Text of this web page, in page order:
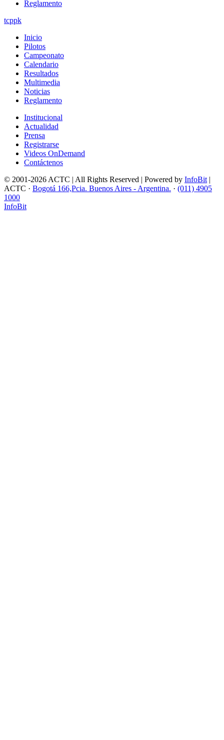
Reglamento
tcppk
Inicio
Pilotos
Campeonato
Calendario
Resultados
Multimedia
Noticias
Reglamento
Institucional
Actualidad
Prensa
Registrarse
Videos OnDemand
Contáctenos
© 2001-2026 ACTC | All Rights Reserved | Powered by InfoBit|
ACTC · Bogotá 166,Pcia. Buenos Aires - Argentina. · (011) 4905
1000
InfoBit